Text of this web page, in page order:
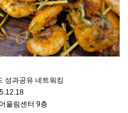
성과공유 네트워킹
울림센터 9층